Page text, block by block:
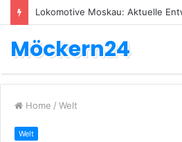
Möckern24
Home / Welt
Welt